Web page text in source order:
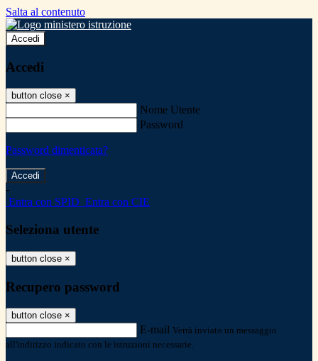
Salta al contenuto
Accedi
Accedi
button close ×
Nome Utente
Password
Password dimenticata?
-
Entra con SPID Entra con CIE
Seleziona utente
button close ×
Recupero password
button close ×
E-mail Verrà inviato un messaggio
all'indirizzo indicato con le istruzioni necessarie.